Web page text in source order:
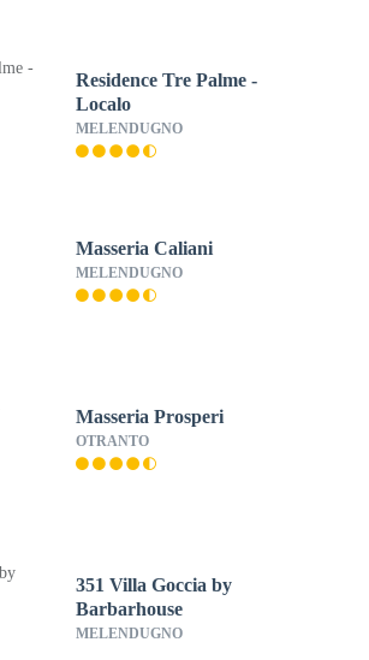
Residence Tre Palme -
Localo
MELENDUGNO
Masseria Caliani
MELENDUGNO
Masseria Prosperi
OTRANTO
351 Villa Goccia by
Barbarhouse
MELENDUGNO